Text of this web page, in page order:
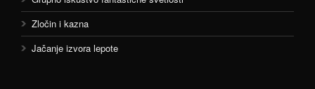
Zločin i kazna
Jačanje izvora lepote